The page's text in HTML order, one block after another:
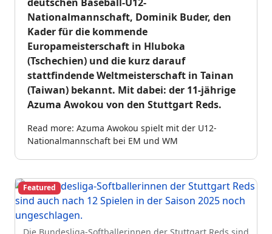
Nationalmannschaft, Dominik Buder, den
Kader für die kommende
Europameisterschaft in Hluboka
(Tschechien) und die kurz darauf
stattfindende Weltmeisterschaft in Tainan
(Taiwan) bekannt. Mit dabei: der 11-jährige
Azuma Awokou von den Stuttgart Reds.
Read more: Azuma Awokou spielt mit der U12-
Nationalmannschaft bei EM und WM
Featured